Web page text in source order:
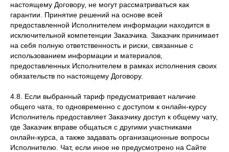
настоящему Договору, не могут рассматриваться как
гарантии. Принятие решений на основе всей
предоставленной Исполнителем информации находится в
исключительной компетенции Заказчика. Заказчик принимает
на себя полную ответственность и риски, связанные с
использованием информации и материалов,
предоставленных Исполнителем в рамках исполнения своих
обязательств по настоящему Договору.
4.8. Если выбранный тариф предусматривает наличие
общего чата, то одновременно с доступом к онлайн-курсу
Исполнитель предоставляет Заказчику доступ к общему чату,
где Заказчик вправе общаться с другими участниками
онлайн-курса, а также задавать организационные вопросы
Исполнителю. Чат, если иное не предусмотрено на Сайте